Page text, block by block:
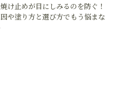
け止めが目にしみるのを防ぐ！
や塗り方と選び方でもう悩まな